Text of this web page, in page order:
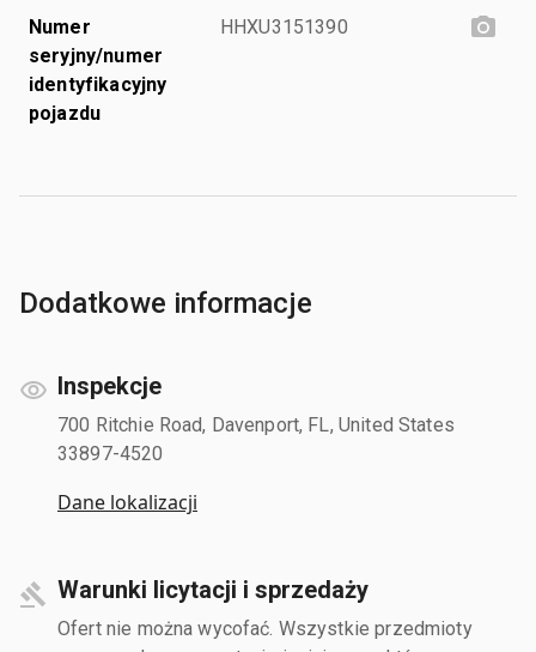
Numer
seryjny/numer
identyfikacyjny
pojazdu
HHXU3151390
Dodatkowe informacje
Inspekcje
700 Ritchie Road, Davenport, FL, United States
33897-4520
Dane lokalizacji
Warunki licytacji i sprzedaży
Ofert nie można wycofać. Wszystkie przedmioty